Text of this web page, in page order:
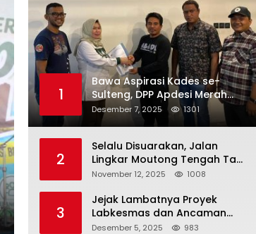
1
Bawa Aspirasi Kades se-
Sulteng, DPP Apdesi Merah
Putih Temui Legislator Provinsi
Desember 7, 2025 1301
2
Selalu Disuarakan, Jalan
Lingkar Moutong Tengah Tak
Kunjung Dieksekusi
November 12, 2025 1008
3
Jejak Lambatnya Proyek
Labkesmas dan Ancaman
Pemutusan Kontrak
Desember 5, 2025 983